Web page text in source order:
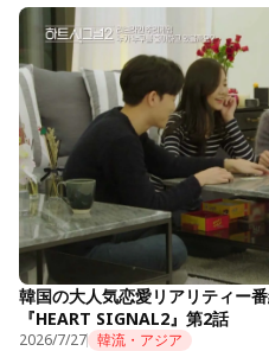
韓国の大人気恋愛リアリティー
『HEART SIGNAL2』第2話
2026/7/27 韓流・アジア